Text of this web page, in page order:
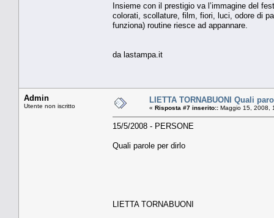
Insieme con il prestigio va l’immagine del
colorati, scollature, film, fiori, luci, odore di
funziona) routine riesce ad appannare.
da lastampa.it
Admin
Utente non iscritto
LIETTA TORNABUONI Quali
« Risposta #7 inserito:: Maggio 15, 2008,
15/5/2008 - PERSONE
Quali parole per dirlo
LIETTA TORNABUONI